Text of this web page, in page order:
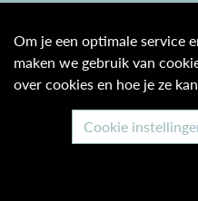
Algemene
© 2026 Max & Ine B2C
Om je een optimale service
maken we gebruik van
over cookies en hoe je ze
Cookie